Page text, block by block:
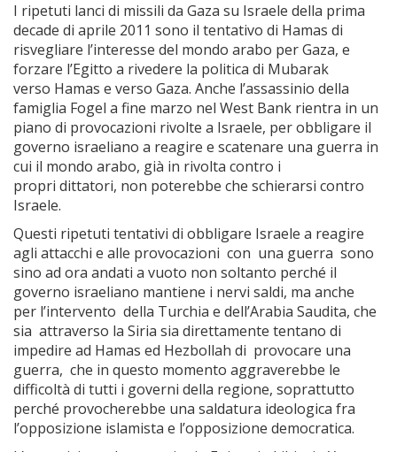
I ripetuti lanci di missili da Gaza su Israele della prima
decade di aprile 2011 sono il tentativo di Hamas di
risvegliare l’interesse del mondo arabo per Gaza, e
forzare l’Egitto a rivedere la politica di Mubarak
verso Hamas e verso Gaza. Anche l’assassinio della
famiglia Fogel a fine marzo nel West Bank rientra in un
piano di provocazioni rivolte a Israele, per obbligare il
governo israeliano a reagire e scatenare una guerra in
cui il mondo arabo, già in rivolta contro i
propri dittatori, non poterebbe che schierarsi contro
Israele.
Questi ripetuti tentativi di obbligare Israele a reagire
agli attacchi e alle provocazioni con una guerra sono
sino ad ora andati a vuoto non soltanto perché il
governo israeliano mantiene i nervi saldi, ma anche
per l’intervento della Turchia e dell’Arabia Saudita, che
sia attraverso la Siria sia direttamente tentano di
impedire ad Hamas ed Hezbollah di provocare una
guerra, che in questo momento aggraverebbe le
difficoltà di tutti i governi della regione, soprattutto
perché provocherebbe una saldatura ideologica fra
l’opposizione islamista e l’opposizione democratica.